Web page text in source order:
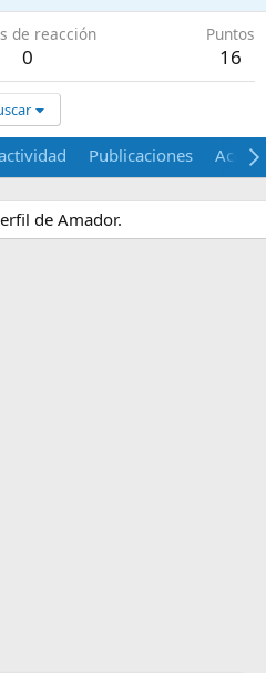
de reacción
0
Puntos
16
Publicaciones Acerca
de Amador.